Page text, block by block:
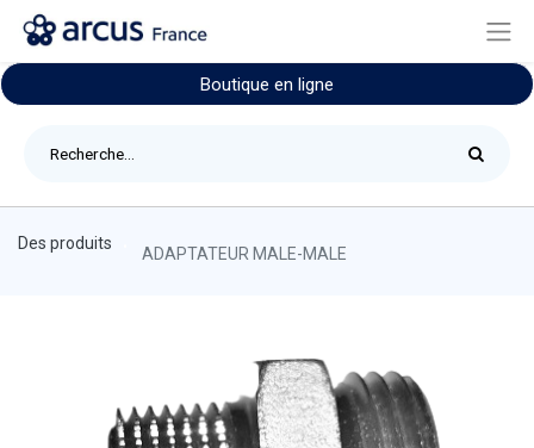
Boutique en ligne
Des produits
ADAPTATEUR MALE-MALE